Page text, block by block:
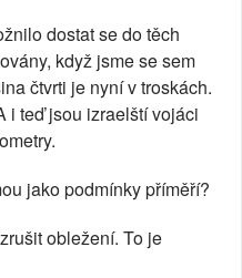
dostat se do těch
když jsme se sem
čtvrti je nyní v troskách.
i teď jsou izraelští vojáci
jako podmínky příměří?
obležení. To je